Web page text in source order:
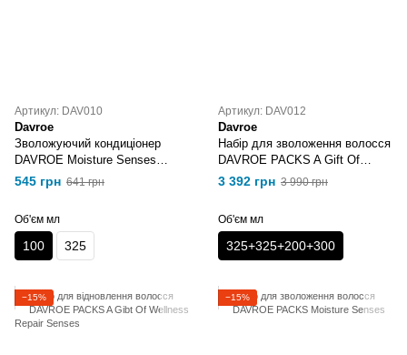
Артикул: DAV010
Davroe
Зволожуючий кондиціонер
DAVROE Moisture Senses
Hydrating Conditioner 100 мл
545 грн 641 грн
Об'єм мл
100 325
Артикул: DAV012
Davroe
Набір для зволоження волосся
DAVROE PACKS A Gift Of
Wellness Moisture Senses
3 392 грн 3 990 грн
Об'єм мл
325+325+200+300
−15% −15%